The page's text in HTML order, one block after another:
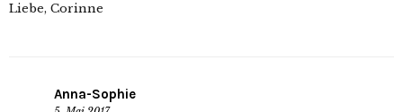
Liebe, Corinne
Anna-Sophie